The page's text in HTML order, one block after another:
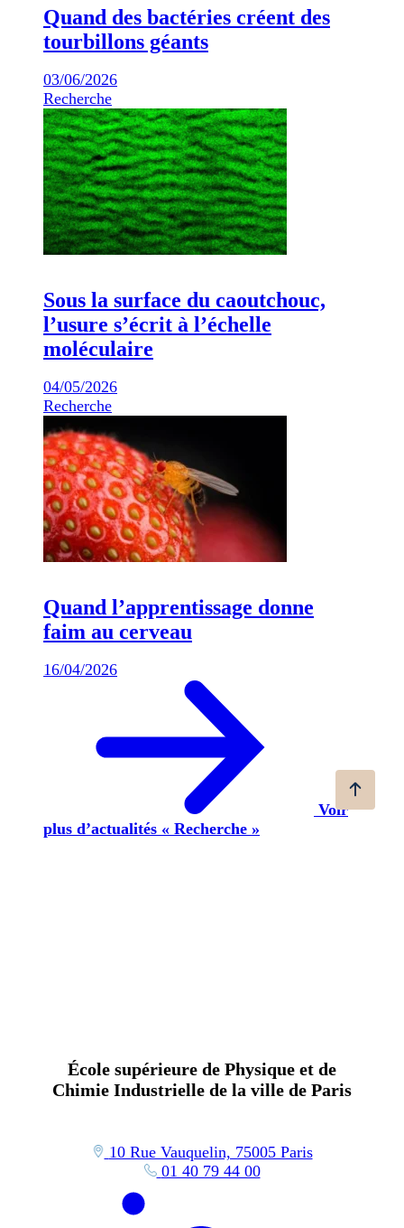
Quand des bactéries créent des
tourbillons géants
03/06/2026
Recherche
Sous la surface du caoutchouc,
l’usure s’écrit à l’échelle
moléculaire
04/05/2026
Recherche
Quand l’apprentissage donne
faim au cerveau
16/04/2026
Voir
plus d’actualités « Recherche »
École supérieure de Physique et de
Chimie Industrielle de la ville de Paris
10 Rue Vauquelin, 75005 Paris
01 40 79 44 00